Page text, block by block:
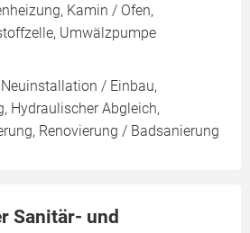
Kamin / Ofen,
Umwälzpumpe
/ Einbau,
Hydraulischer Abgleich,
Renovierung / Badsanierung
Sanitär- und